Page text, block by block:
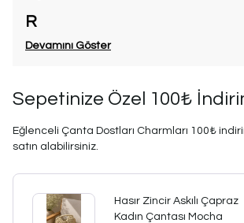
R
Devamını Göster
Sepetinize Özel 100₺
Eğlenceli Çanta Dostları Charmları 100₺
satın alabilirsiniz.
Hasır Zincir Askılı Çapraz
Kadın Çantası Mocha